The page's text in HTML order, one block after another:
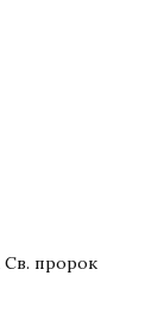
пророк